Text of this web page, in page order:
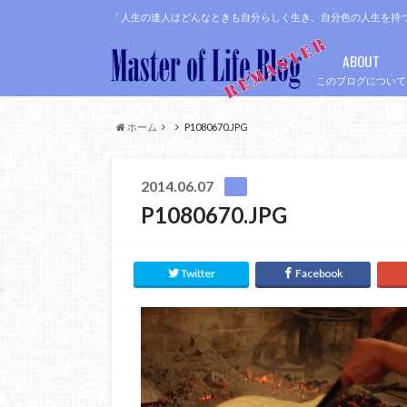
「人生の達人はどんなときも自分らしく生き、自分色の人生を持
このブログについて
ABOUT
ホーム P1080670.JPG
2014.06.07
P1080670.JPG
Twitter Facebook